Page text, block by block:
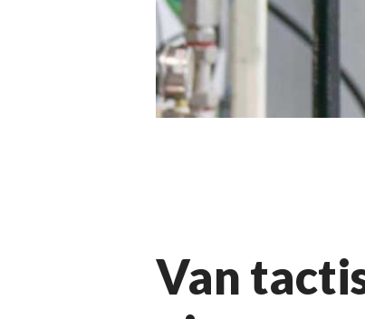
Van